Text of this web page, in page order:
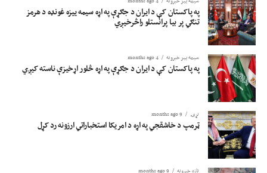
په پاکستان کې د ایران د جګړې په اړه سیمه ییزه غونډه د هرمز
تنګي پر بیا پرانستلو راڅرخیږي
سیمه ییز خبرونه 4 months ago
په پاکستان کې د ایران د جګړې په اړه څلور اړخیزې ناسته کیږي
نړۍ 9 months ago
ټرمپ د خاشقجي په اړه د امریکا استخباراتي ارزونه رد کړل
تازه خبرونه 9 months ago